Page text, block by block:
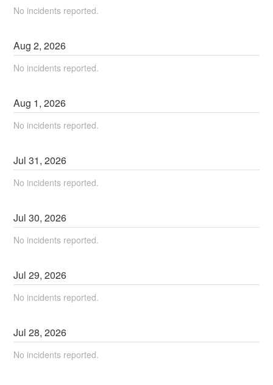
No incidents reported.
Aug2,2026
No incidents reported.
Aug 1,2026
No incidents reported.
Jul31,2026
No incidents reported.
Jul30,2026
No incidents reported.
Jul29,2026
No incidents reported.
Jul28,2026
No incidents reported.